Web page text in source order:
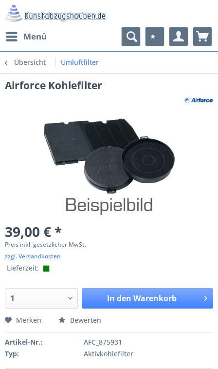
Menü
Übersicht Umluftfilter
Airforce Kohlefilter
39,00 € *
Preis inkl. gesetzlicher MwSt.
zzgl. Versandkosten
Lieferzeit:
In den Warenkorb
Merken Bewerten
Artikel-Nr.:
AFC_875931
Typ:
Aktivkohlefilter